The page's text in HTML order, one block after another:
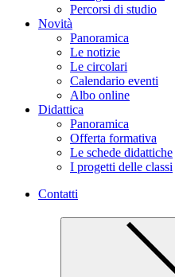
Percorsi di studio
Novità
Panoramica
Le notizie
Le circolari
Calendario eventi
Albo online
Didattica
Panoramica
Offerta formativa
Le schede didattiche
I progetti delle classi
Contatti